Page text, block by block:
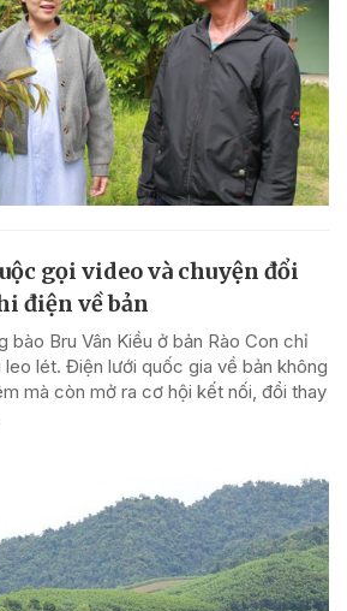
gọi video và chuyện đổi
điện về bản
bào Bru Vân Kiều ở bản Rào Con chỉ
leo lét. Điện lưới quốc gia về bản không
mà còn mở ra cơ hội kết nối, đổi thay